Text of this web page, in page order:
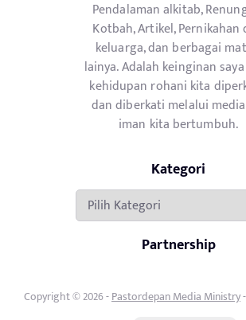
Pendalaman alkitab,
Kotbah, Artikel, Pernikahan
keluarga, dan berbagai
lainya. Adalah keinginan
kehidupan rohani kita
dan diberkati melalui
iman kita bertumbuh.
Kategori
Kategori
Partnership
Copyright © 2026 -Pastordepan Media Ministry